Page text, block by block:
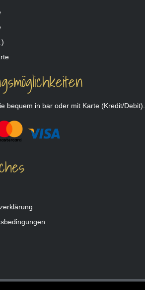
bequem in bar oder mit Karte (Kredit/Debit).